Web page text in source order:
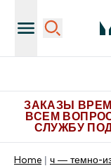
ЗАКАЗЫ
ВСЕМ
СЛУЖБУ
Home ч — темно-